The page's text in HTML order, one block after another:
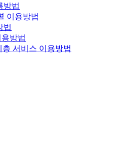
방법
이용방법
법
방법
층 서비스 이용방법